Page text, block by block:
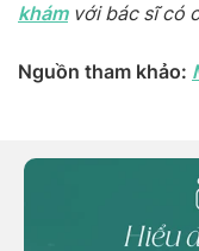
khámvới bác sĩ có
Nguồn tham khảo: